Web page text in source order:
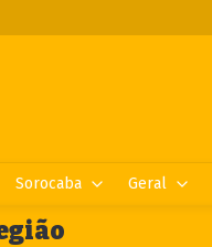
Sorocaba Geral